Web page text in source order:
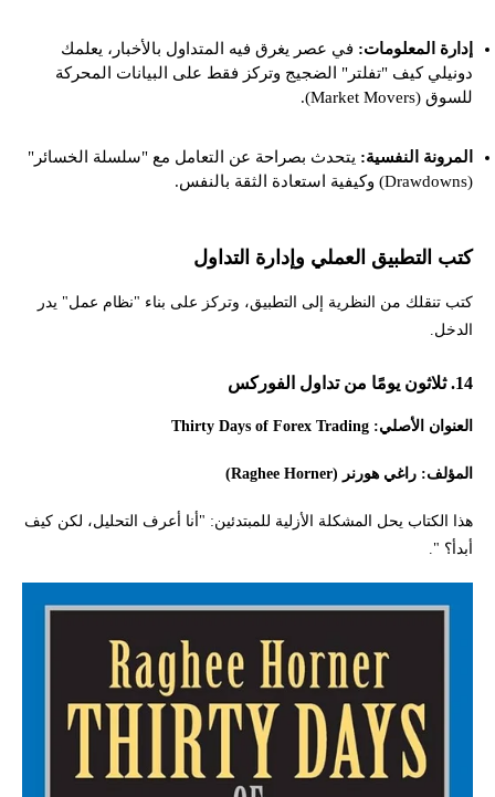
إدارة المعلومات: في عصر يغرق فيه المتداول بالأخبار، يعلمك
دونيلي كيف "تفلتر" الضجيج وتركز فقط على البيانات المحركة
للسوق (Market Movers).
المرونة النفسية: يتحدث بصراحة عن التعامل مع "سلسلة الخسائر"
(Drawdowns) وكيفية استعادة الثقة بالنفس.
كتب التطبيق العملي وإدارة التداول
كتب تنقلك من النظرية إلى التطبيق، وتركز على بناء "نظام عمل" يدر
الدخل.
14. ثلاثون يومًا من تداول الفوركس
العنوان الأصلي: Thirty Days of Forex Trading
المؤلف: راغي هورنر (Raghee Horner)
هذا الكتاب يحل المشكلة الأزلية للمبتدئين: "أنا أعرف التحليل، لكن كيف
أبدأ؟ ".